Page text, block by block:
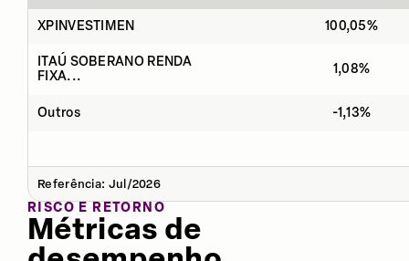
XPINVESTIMEN 100,05%
ITAÚ SOBERANO RENDA
FIXA...
1,08%
Outros -1,13%
Referência: Jul/2026
RISCO E RETORNO
Métricas de